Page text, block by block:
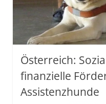
Österreich:
finanzielle
Assistenzhunde